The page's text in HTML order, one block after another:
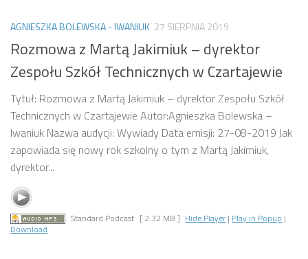
AGNIESZKA BOLEWSKA - IWANIUK 27 SIERPNIA 2019
Rozmowa z Martą Jakimiuk – dyrektor
Zespołu Szkół Technicznych w Czartajewie
Tytuł: Rozmowa z Martą Jakimiuk – dyrektor Zespołu Szkół
Technicznych w Czartajewie Autor:Agnieszka Bolewska –
Iwaniuk Nazwa audycji: Wywiady Data emisji: 27-08-2019 Jak
zapowiada się nowy rok szkolny o tym z Martą Jakimiuk,
dyrektor...
Standard Podcast [ 2.32 MB ] Hide Player | Play in Popup |
Download